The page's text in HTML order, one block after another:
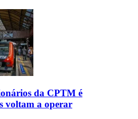
da CPTM é
voltam a operar